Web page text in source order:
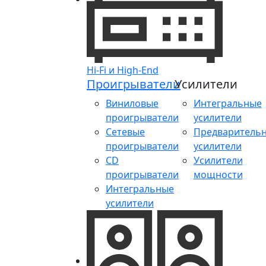
Hi-Fi и High-End
Проигрыватели
Виниловые
проигрыватели
Сетевые
проигрыватели
CD
проигрыватели
Интегральные
усилители
Усилители
Интегральные
усилители
усилители
Усилители
мощности